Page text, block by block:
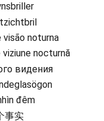
noturna
nocturnă
видения
đêm
事实